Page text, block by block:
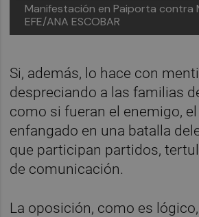
Manifestación en Paiporta contra
EFE/ANA ESCOBAR
Si, además, lo hace con
despreciando a las familias
como si fueran el enemigo,
enfangado en una batalla
que participan partidos,
de comunicación.
La oposición, como es